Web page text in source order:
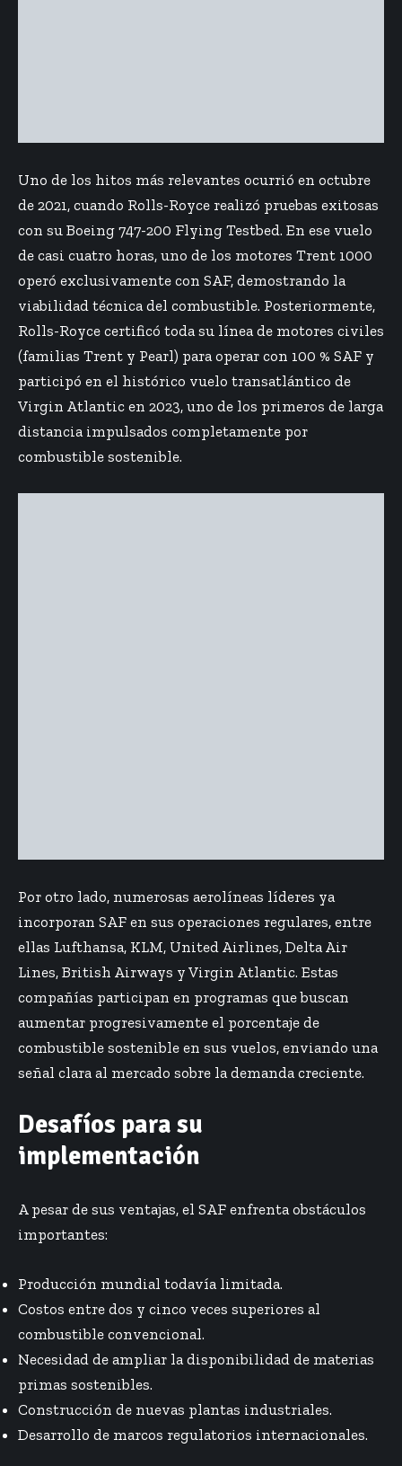
Uno de los hitos más relevantes ocurrió en octubre
de 2021, cuando Rolls-Royce realizó pruebas exitosas
con su Boeing 747-200 Flying Testbed. En ese vuelo
de casi cuatro horas, uno de los motores Trent 1000
operó exclusivamente con SAF, demostrando la
viabilidad técnica del combustible. Posteriormente,
Rolls-Royce certificó toda su línea de motores civiles
(familias Trent y Pearl) para operar con 100 % SAF y
participó en el histórico vuelo transatlántico de
Virgin Atlantic en 2023, uno de los primeros de larga
distancia impulsados completamente por
combustible sostenible.
Por otro lado, numerosas aerolíneas líderes ya
incorporan SAF en sus operaciones regulares, entre
ellas Lufthansa, KLM, United Airlines, Delta Air
Lines, British Airways y Virgin Atlantic. Estas
compañías participan en programas que buscan
aumentar progresivamente el porcentaje de
combustible sostenible en sus vuelos, enviando una
señal clara al mercado sobre la demanda creciente.
Desafíos para su
implementación
A pesar de sus ventajas, el SAF enfrenta obstáculos
importantes:
Producción mundial todavía limitada.
Costos entre dos y cinco veces superiores al
combustible convencional.
Necesidad de ampliar la disponibilidad de materias
primas sostenibles.
Construcción de nuevas plantas industriales.
Desarrollo de marcos regulatorios internacionales.